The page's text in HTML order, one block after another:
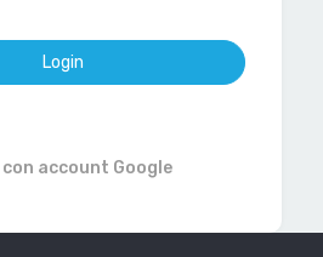
account Google